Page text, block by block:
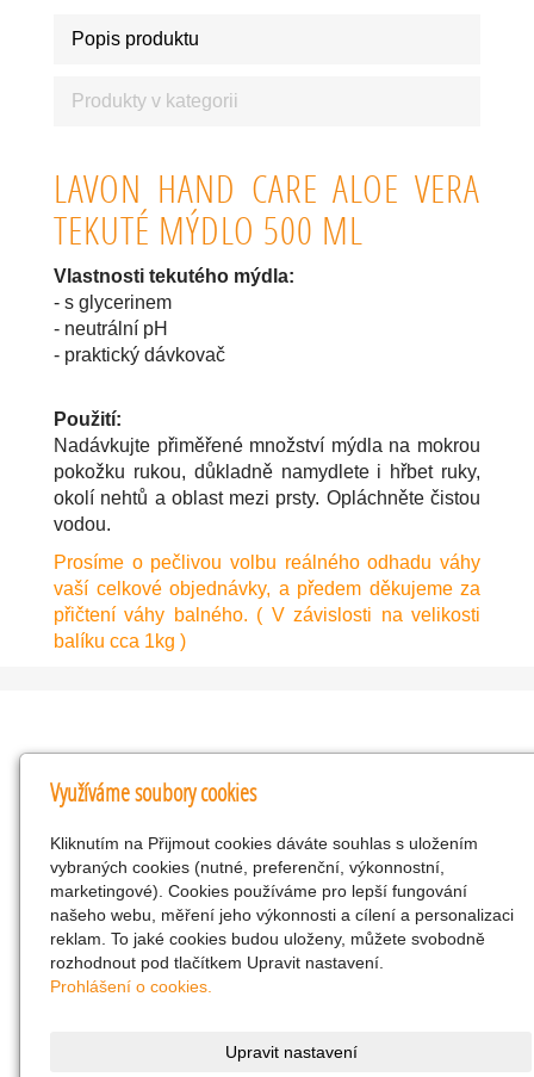
Popis produktu
Produkty v kategorii
LAVON HAND CARE ALOE VERA
TEKUTÉ MÝDLO 500 ML
Vlastnosti tekutého mýdla:
- s glycerinem
- neutrální pH
- praktický dávkovač
Použití:
Nadávkujte přiměřené množství mýdla na mokrou
pokožku rukou, důkladně namydlete i hřbet ruky,
okolí nehtů a oblast mezi prsty. Opláchněte čistou
vodou.
Prosíme o pečlivou volbu reálného odhadu váhy
vaší celkové objednávky, a předem děkujeme za
přičtení váhy balného. ( V závislosti na velikosti
balíku cca 1kg )
Kontakty
KNK obchodní společnost s r.o.
Komenského 127, Žacléř, 542 01 Číslo účtu:
286293602/0300
25298518
CZ25298518
info@drogerienacestach.cz
Využíváme soubory cookies
Kliknutím na Přijmout cookies dáváte souhlas s uložením
vybraných cookies (nutné, preferenční, výkonnostní,
marketingové). Cookies používáme pro lepší fungování
našeho webu, měření jeho výkonnosti a cílení a personalizaci
reklam. To jaké cookies budou uloženy, můžete svobodně
rozhodnout pod tlačítkem Upravit nastavení.
Prohlášení o cookies.
Upravit nastavení